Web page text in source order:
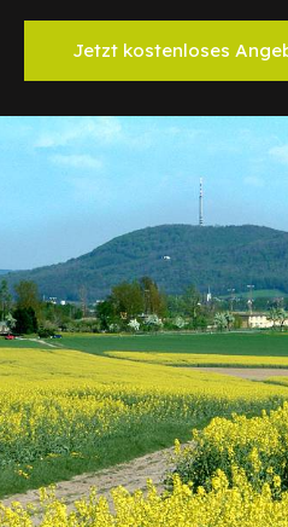
Jetzt kostenloses